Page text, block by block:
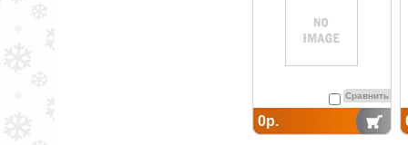
температуры горячей
воды
Сравнить
0р.